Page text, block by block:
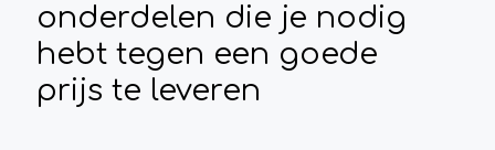
onderdelen die je nodig
hebt tegen een goede
prijs te leveren